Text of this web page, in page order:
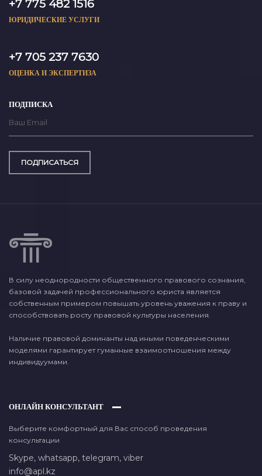
+7 775 482 1516
ЮРИДИЧЕСКИЕ УСЛУГИ
+7 705 237 7630
ОЦЕНКА И ЭКСПЕРТИЗА
ПОДПИСКА
ПОДПИСАТЬСЯ
В силу неоднородности общественного правового сознания,
базовой задачей профессионального юриста является
собственным примером повышать уровень уважения к праву и
способствовать росту правовой культуры населения.
Наличие правовой доминанты над иными поведенческими
моделями гарантирует гуманные взаимоотношения между
индивидуумами.
ОНЛАЙН КОНСУЛЬТАНТ
Выберите комфортный для Вас способ проведения
консультации
Skype, whatsapp, telegram, viber
info@apl.kz